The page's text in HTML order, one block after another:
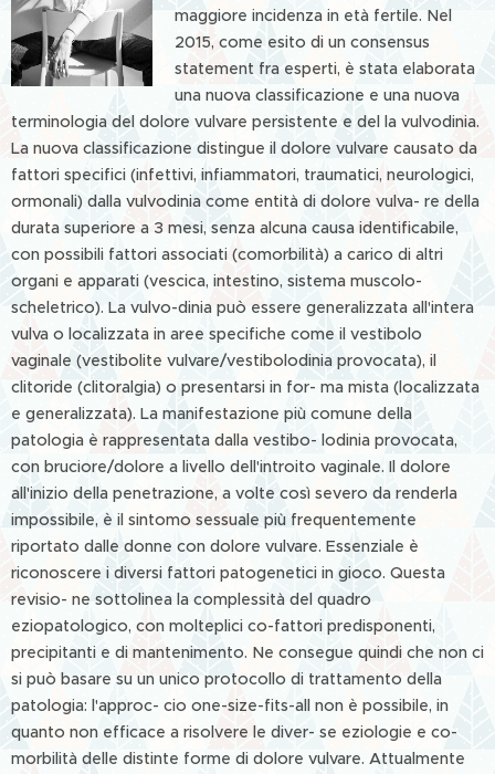
maggiore incidenza in età fertile. Nel
2015, come esito di un consensus
statement fra esperti, è stata elaborata
una nuova classificazione e una nuova
terminologia del dolore vulvare persistente e del la vulvodinia.
La nuova classificazione distingue il dolore vulvare causato da
fattori specifici (infettivi, infiammatori, traumatici, neurologici,
ormonali) dalla vulvodinia come entità di dolore vulva- re della
durata superiore a 3 mesi, senza alcuna causa identificabile,
con possibili fattori associati (comorbilità) a carico di altri
organi e apparati (vescica, intestino, sistema muscolo-
scheletrico). La vulvo-dinia può essere generalizzata all'intera
vulva o localizzata in aree specifiche come il vestibolo
vaginale (vestibolite vulvare/vestibolodinia provocata), il
clitoride (clitoralgia) o presentarsi in for- ma mista (localizzata
e generalizzata). La manifestazione più comune della
patologia è rappresentata dalla vestibo- lodinia provocata,
con bruciore/dolore a livello dell'introito vaginale. Il dolore
all'inizio della penetrazione, a volte così severo da renderla
impossibile, è il sintomo sessuale più frequentemente
riportato dalle donne con dolore vulvare. Essenziale è
riconoscere i diversi fattori patogenetici in gioco. Questa
revisio- ne sottolinea la complessità del quadro
eziopatologico, con molteplici co-fattori predisponenti,
precipitanti e di mantenimento. Ne consegue quindi che non ci
si può basare su un unico protocollo di trattamento della
patologia: l'approc- cio one-size-fits-all non è possibile, in
quanto non efficace a risolvere le diver- se eziologie e co-
morbilità delle distinte forme di dolore vulvare. Attualmente